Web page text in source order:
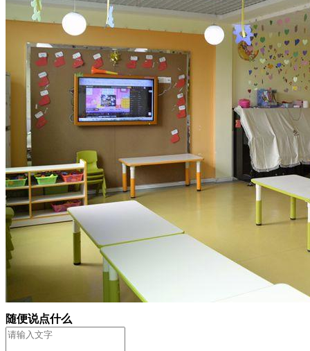
随便说点什么